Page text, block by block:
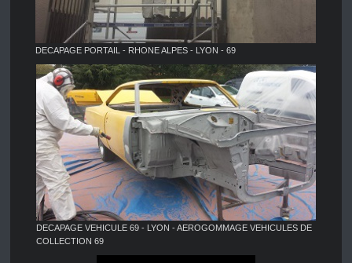
DECAPAGE PORTAIL - RHONE ALPES - LYON - 69
DECAPAGE VEHICULE 69 - LYON - AEROGOMMAGE VEHICULES DE
COLLECTION 69